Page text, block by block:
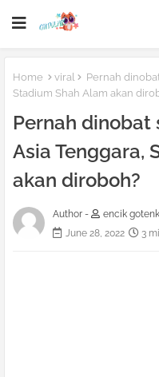
Home viral
Pernah
Stadium Shah Alam akan
Pernah dinobat
Asia Tenggara,
akan diroboh?
Author -
encik
June 28, 2022
3